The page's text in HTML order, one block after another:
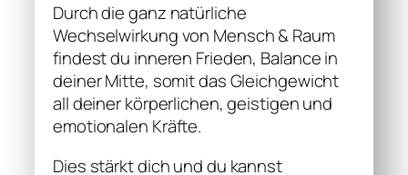
Durch die ganz natürliche
Wechselwirkung von Mensch & Raum
findest du inneren Frieden, Balance in
deiner Mitte, somit das Gleichgewicht
all deiner körperlichen, geistigen und
emotionalen Kräfte.
Dies stärkt dich und du kannst